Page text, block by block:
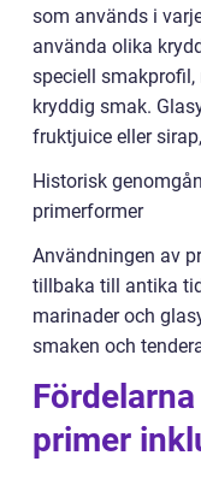
som används i
använda olika
speciell smakprofil,
kryddig smak.
fruktjuice eller
Historisk
primerformer
Användningen av
tillbaka till antika
marinader och
smaken och
primer